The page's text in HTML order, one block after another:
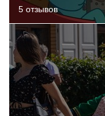
5 отзывов